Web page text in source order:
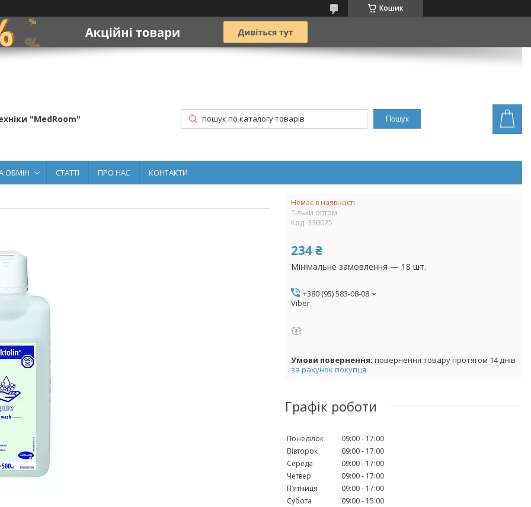
Кошик
"MedRoom" Пошук
ОБМІН СТАТТІ ПРО НАС КОНТАКТИ
Немає в наявності
Тільки оптом
Код: 330025
234 ₴
Мінімальне замовлення — 18 шт.
+380 (95) 583-08-08
Viber
повернення товару протягом 14 днів
за рахунок покупця
Графік роботи
Понеділок 09:00
17:00
Вівторок
09:00
17:00
Середа
09:00
17:00
Четвер
09:00
17:00
Пʼятниця
09:00
17:00
Субота
09:00
15:00